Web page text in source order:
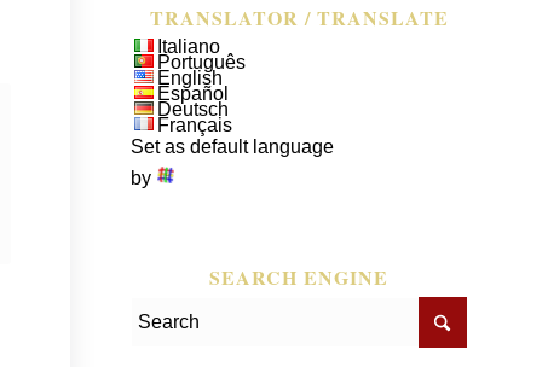
TRANSLATOR / TRANSLATE
Italiano
Português
English
Español
Deutsch
Français
Set as default language
by
SEARCH ENGINE